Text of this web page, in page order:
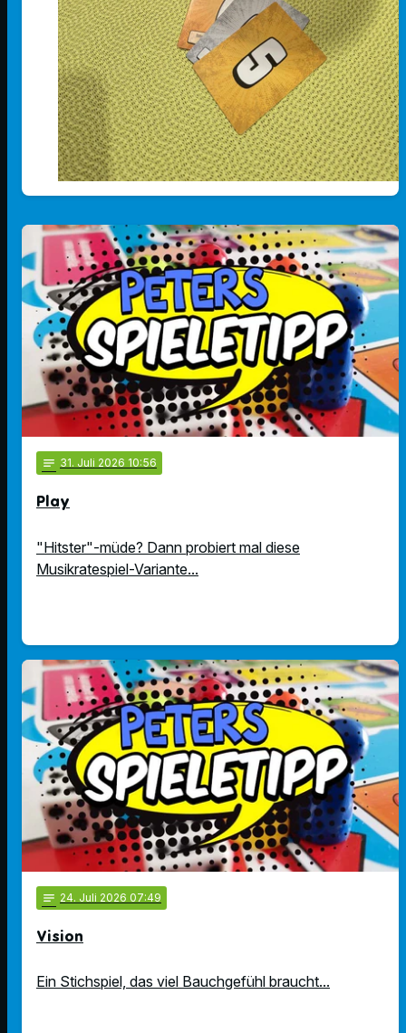
notes 31. Juli 2026 10:56
Play
"Hitster"-müde? Dann probiert mal diese
Musikratespiel-Variante...
notes 24. Juli 2026 07:49
Vision
Ein Stichspiel, das viel Bauchgefühl braucht...